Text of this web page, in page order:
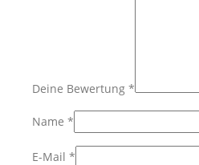
Deine Bewertung *
Name *
E-Mail *